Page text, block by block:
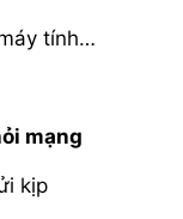
tính…
mạng
kịp